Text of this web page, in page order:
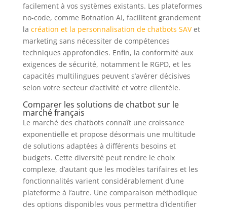
facilement à vos systèmes existants. Les plateformes
no-code, comme Botnation AI, facilitent grandement
la création et la personnalisation de chatbots SAVet
marketing sans nécessiter de compétences
techniques approfondies. Enfin, la conformité aux
exigences de sécurité, notamment le RGPD, et les
capacités multilingues peuvent s’avérer décisives
selon votre secteur d’activité et votre clientèle.
Comparer les solutions de chatbot sur le
marché français
Le marché des chatbots connaît une croissance
exponentielle et propose désormais une multitude
de solutions adaptées à différents besoins et
budgets. Cette diversité peut rendre le choix
complexe, d’autant que les modèles tarifaires et les
fonctionnalités varient considérablement d’une
plateforme à l’autre. Une comparaison méthodique
des options disponibles vous permettra d’identifier